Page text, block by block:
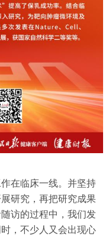
在临床一线。并坚持
研究，再把研究成果
访的过程中，我们发
，不少人又会出现心